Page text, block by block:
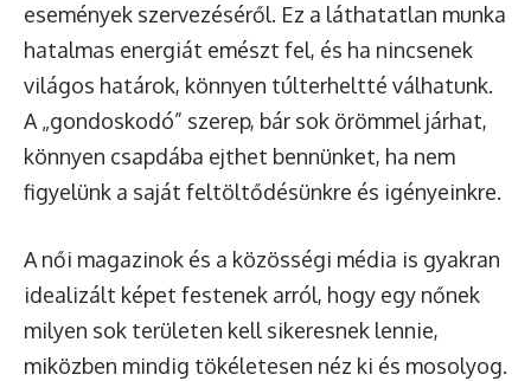
események szervezéséről. Ez a láthatatlan munka
hatalmas energiát emészt fel, és ha nincsenek
világos határok, könnyen túlterheltté válhatunk.
A „gondoskodó” szerep, bár sok örömmel járhat,
könnyen csapdába ejthet bennünket, ha nem
figyelünk a saját feltöltődésünkre és igényeinkre.
A női magazinok és a közösségi média is gyakran
idealizált képet festenek arról, hogy egy nőnek
milyen sok területen kell sikeresnek lennie,
miközben mindig tökéletesen néz ki és mosolyog.